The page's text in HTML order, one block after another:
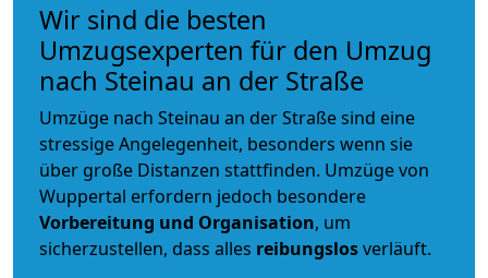
Wir sind die besten
Umzugsexperten für den Umzug
nach Steinau an der Straße
Umzüge nach Steinau an der Straße sind eine
stressige Angelegenheit, besonders wenn sie
über große Distanzen stattfinden. Umzüge von
Wuppertal erfordern jedoch besondere
Vorbereitung und Organisation, um
sicherzustellen, dass alles reibungslosverläuft.